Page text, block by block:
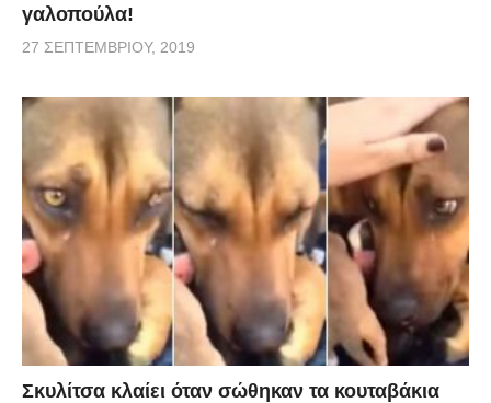
γαλοπούλα!
27 ΣΕΠΤΕΜΒΡΊΟΥ, 2019
Σκυλίτσα κλαίει όταν σώθηκαν τα κουταβάκια